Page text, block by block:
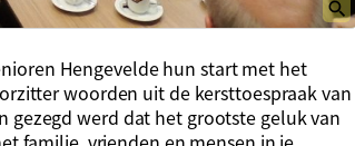
Hengevelde hun start met het
woorden uit de kersttoespraak van
gezegd werd dat het grootste geluk van